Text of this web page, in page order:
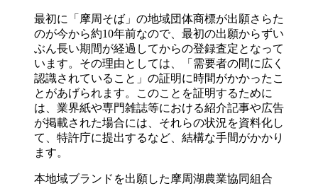
最初に「摩周そば」の地域団体商標が出願さらた
のが今から約10年前なので、最初の出願からずい
ぶん長い期間が経過してからの登録査定となって
います。その理由としては、「需要者の間に広く
認識されていること」の証明に時間がかかったこ
とがあげられます。このことを証明するために
は、業界紙や専門雑誌等における紹介記事や広告
が掲載された場合には、それらの状況を資料化し
て、特許庁に提出するなど、結構な手間がかかり
ます。
本地域ブランドを出願した摩周湖農業協同組合